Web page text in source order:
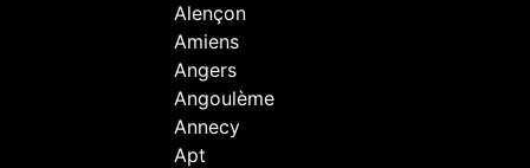
Alençon
Amiens
Angers
Angoulème
Annecy
Apt